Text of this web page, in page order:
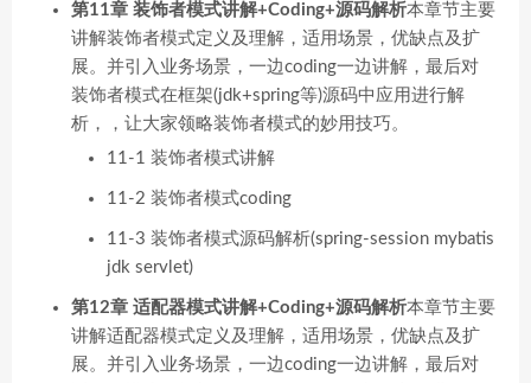
第11章 装饰者模式讲解+Coding+源码解析本章节主要
讲解装饰者模式定义及理解，适用场景，优缺点及扩
展。并引入业务场景，一边coding一边讲解，最后对
装饰者模式在框架(jdk+spring等)源码中应用进行解
析，，让大家领略装饰者模式的妙用技巧。
11-1 装饰者模式讲解
11-2 装饰者模式coding
11-3 装饰者模式源码解析(spring-session mybatis
jdk servlet)
第12章 适配器模式讲解+Coding+源码解析本章节主要
讲解适配器模式定义及理解，适用场景，优缺点及扩
展。并引入业务场景，一边coding一边讲解，最后对